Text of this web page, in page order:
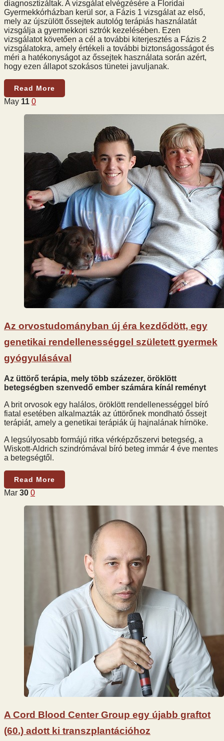
diagnosztizáltak. A vizsgálat elvégzésére a Floridai
Gyermekkórházban kerül sor, a Fázis 1 vizsgálat az első,
mely az újszülött őssejtek autológ terápiás használatát
vizsgálja a gyermekkori sztrók kezelésében. Ezen
vizsgálatot követően a cél a további kiterjesztés a Fázis 2
vizsgálatokra, amely értékeli a további biztonságosságot és
méri a hatékonyságot az őssejtek használata során azért,
hogy ezen állapot szokásos tünetei javuljanak.
Read More
May 11 0
Az orvostudományban új éra kezdődött, egy
genetikai rendellenességgel született gyermek
gyógyulásával
Az üttörő terápia, mely több százezer, öröklött
betegségben szenvedő ember számára kínál reményt
A brit orvosok egy halálos, öröklött rendellenességgel bíró
fiatal esetében alkalmazták az úttörőnek mondható őssejt
terápiát, amely a genetikai terápiák új hajnalának hírnöke.
A legsúlyosabb formájú ritka vérképzőszervi betegség, a
Wiskott-Aldrich szindrómával bíró beteg immár 4 éve mentes
a betegségtől.
Read More
Mar 30 0
A Cord Blood Center Group egy újabb graftot
(60.) adott ki transzplantációhoz